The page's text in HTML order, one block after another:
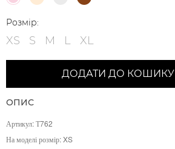
Розмір:
XS S M L XL
ДОДАТИ ДО КОШИКУ
ОПИС
Артикул: Т762
На моделі розмір: XS